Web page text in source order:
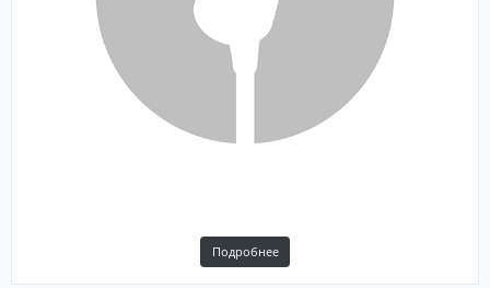
Подробнее